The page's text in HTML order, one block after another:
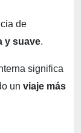
de
y suave.
significa
un viaje más